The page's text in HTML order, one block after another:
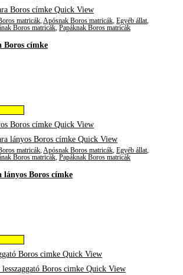
Quick View
matricák Apósnak Boros matricák Egyéb állat
Boros matricák Papáknak Boros matricák
Boros címke
Quick View
Quick View
matricák,Apósnak Boros matricák, Egyéb állat,
Boros matricák, Papáknak Boros matricák
lányos Boros címke
Quick View
Quick View